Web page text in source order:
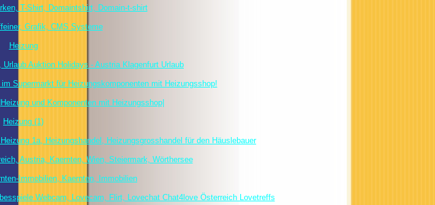
T-Shirt, Domaintshirt, Domain-t-shirt
Grafik, CMS Systeme
Heizung
Urlaub Auktion Holidays - Austria Klagenfurt Urlaub
Supermarkt für Heizungskomponenten mit Heizungsshop!
und Komponenten mit Heizungsshop|
Heizung (1)
1a, Heizungshandel, Heizungsgrosshandel für den Häuslebauer
Austria, Kaernten, Wien, Steiermark, Wörthersee
Immobilien, Kaernten, Immobilien
Webcam, Lovecam, Flirt, Lovechat Chat4love Österreich Lovetreffs